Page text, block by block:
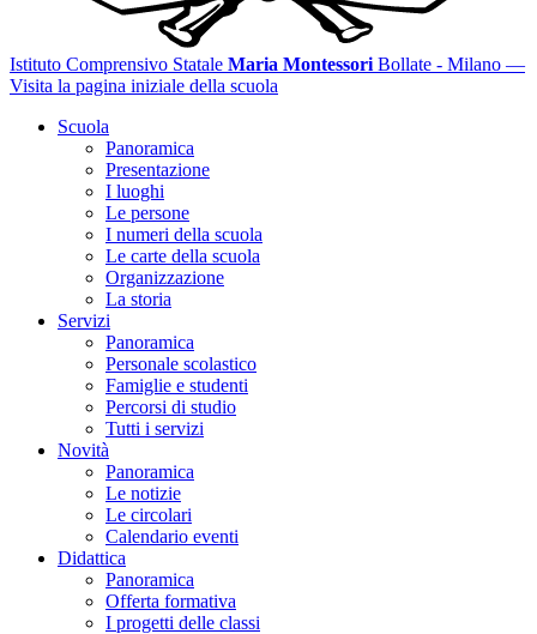
Istituto Comprensivo Statale Maria Montessori Bollate - Milano —
Visita la pagina iniziale della scuola
Scuola
Panoramica
Presentazione
I luoghi
Le persone
I numeri della scuola
Le carte della scuola
Organizzazione
La storia
Servizi
Panoramica
Personale scolastico
Famiglie e studenti
Percorsi di studio
Tutti i servizi
Novità
Panoramica
Le notizie
Le circolari
Calendario eventi
Didattica
Panoramica
Offerta formativa
I progetti delle classi